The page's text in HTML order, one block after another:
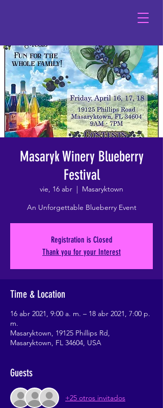
Masaryk Winery Blueberry
Festival
vie, 16 abr
  |
Masaryktown
An Unforgettable Blueberry Event
Registration is Closed
Thank you for your Interest
Time & Location
16 abr 2021, 9:00 a. m. – 18 abr 2021, 7:00 p.
m.
Masaryktown, 19125 Phillips Rd,
Masaryktown, FL 34604, USA
Guests
+25 otros invitados